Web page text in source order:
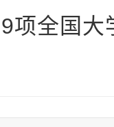
项全国